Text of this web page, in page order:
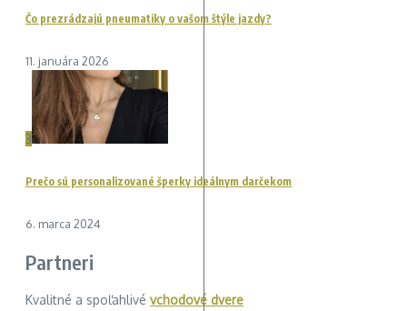
Čo prezrádzajú pneumatiky o vašom štýle jazdy?
11. januára 2026
3
Prečo sú personalizované šperky ideálnym darčekom
6. marca 2024
Partneri
Kvalitné a spoľahlivé vchodové dvere